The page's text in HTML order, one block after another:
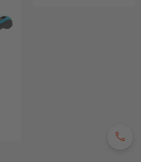
call